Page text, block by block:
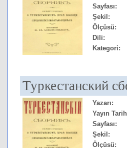
Sayfası:
Şekil:
Ölçüsü:
Dili:
Kategori:
Туркестанский
Yazarı:
Yayın
Sayfası:
Şekil:
Ölçüsü: